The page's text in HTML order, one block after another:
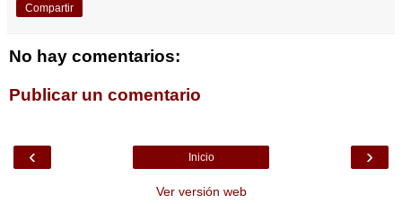
Compartir
No hay comentarios:
Publicar un comentario
‹ ›
Inicio
Ver versión web